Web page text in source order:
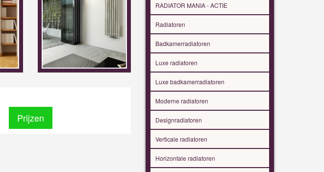
Prijzen
RADIATOR MANIA - ACTIE
Radiatoren
Badkamerradiatoren
Luxe radiatoren
Luxe badkamerradiatoren
Moderne radiatoren
Designradiatoren
Verticale radiatoren
Horizontale radiatoren